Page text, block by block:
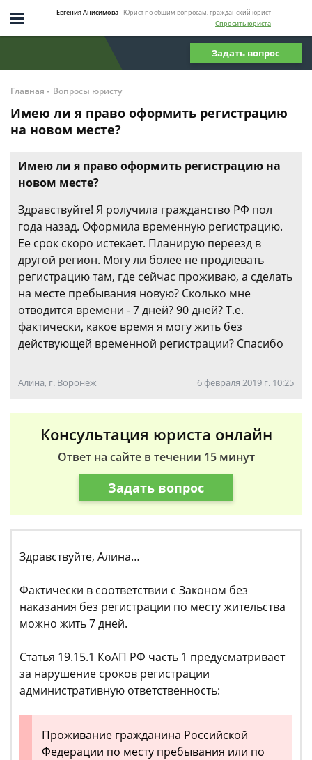
Евгения Анисимова- Юрист по общим вопросам, гражданский юрист
Спросить юриста
Задать вопрос
Главная - Вопросы юристу
Имею ли я право оформить регистрацию
на новом месте?
Имею ли я право оформить регистрацию на
новом месте?
Здравствуйте! Я ролучила гражданство РФ пол
года назад. Оформила временную регистрацию.
Ее срок скоро истекает. Планирую переезд в
другой регион. Могу ли более не продлевать
регистрацию там, где сейчас проживаю, а сделать
на месте пребывания новую? Сколько мне
отводится времени - 7 дней? 90 дней? Т.е.
фактически, какое время я могу жить без
действующей временной регистрации? Спасибо
Алина, г. Воронеж 6 февраля 2019 г. 10:25
Консультация юриста онлайн
Ответ на сайте в течении 15 минут
Задать вопрос
Здравствуйте, Алина…
Фактически в соответствии с Законом без
наказания без регистрации по месту жительства
можно жить 7 дней.
Статья 19.15.1 КоАП РФ часть 1 предусматривает
за нарушение сроков регистрации
административную ответственность:
Проживание гражданина Российской
Федерации по месту пребывания или по